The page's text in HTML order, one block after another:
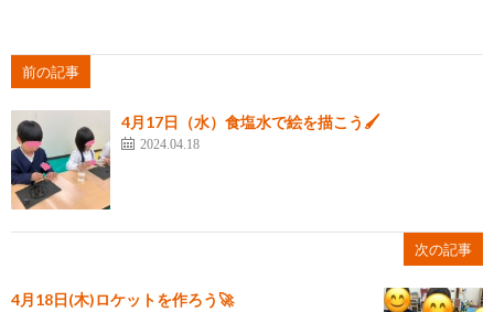
前の記事
4月17日（水）食塩水で絵を描こう🖌
2024.04.18
次の記事
4月18日(木)ロケットを作ろう🚀